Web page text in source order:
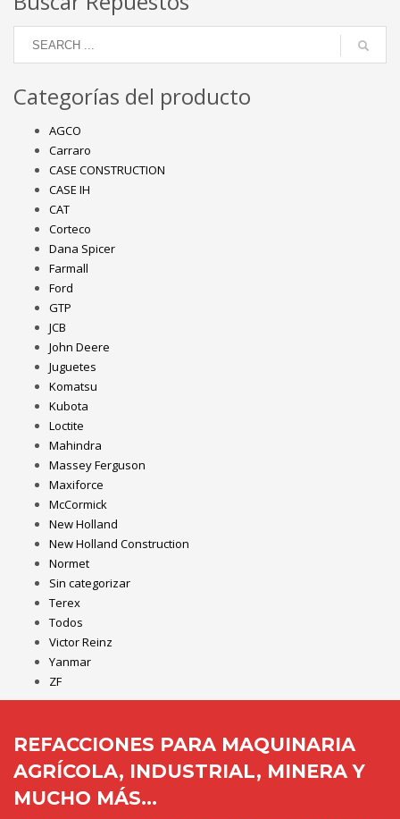
Categorías del producto
AGCO
Carraro
CASE CONSTRUCTION
CASE IH
CAT
Corteco
Dana Spicer
Farmall
Ford
GTP
JCB
John Deere
Juguetes
Komatsu
Kubota
Loctite
Mahindra
Massey Ferguson
Maxiforce
McCormick
New Holland
New Holland Construction
Normet
Sin categorizar
Terex
Todos
Victor Reinz
Yanmar
ZF
REFACCIONES PARA MAQUINARIA
AGRÍCOLA, INDUSTRIAL, MINERA Y
MUCHO MÁS...